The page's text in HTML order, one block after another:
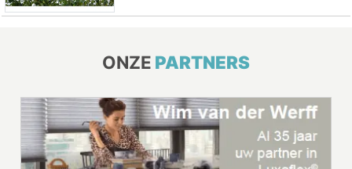
ONZE PARTNERS